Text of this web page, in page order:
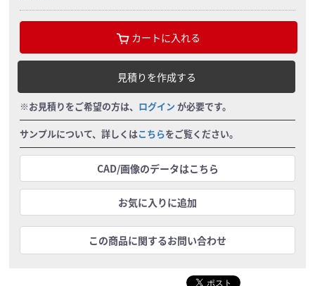
カートに入れる
見積りを作成する
※お見積りをご希望の方は、 ログイン が必要です。
サンプルについて、詳しくはこちらをご覧ください。
CAD/画像のデータはこちら
お気に入りに追加
この商品に関するお問い合わせ